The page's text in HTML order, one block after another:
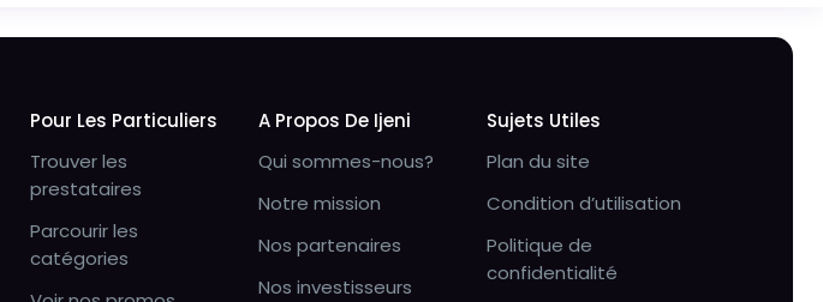
Pour Les Particuliers
Trouver les
prestataires
Parcourir les
catégories
A Propos De Ijeni
Qui sommes-nous?
Notre mission
Nos partenaires
Nos investisseurs
Sujets Utiles
Plan du site
Condition d’utilisation
Politique de
confidentialité